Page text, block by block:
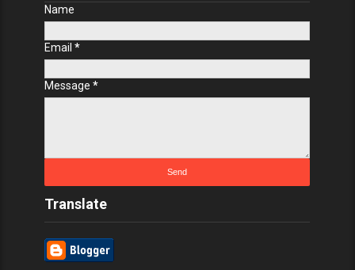
Name
Email*
Message*
Translate